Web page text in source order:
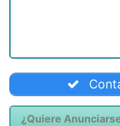
¿Quiere